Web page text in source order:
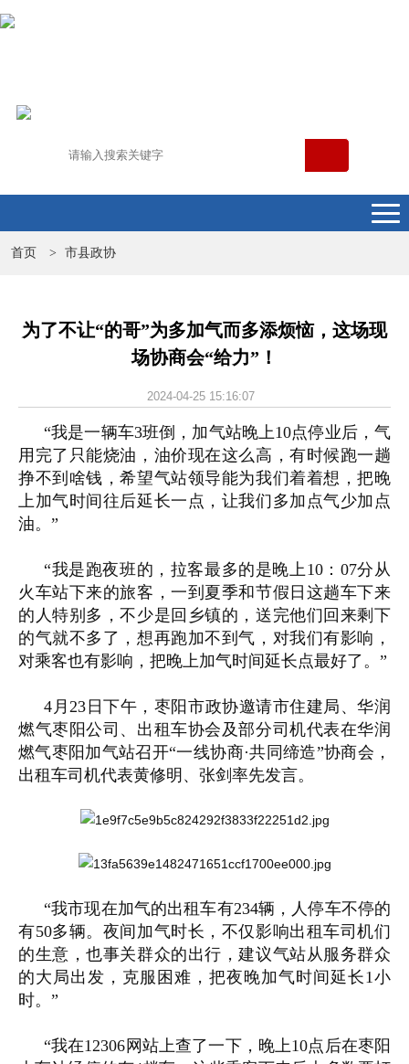
首页 > 市县政协
为了不让“的哥”为多加气而多添烦恼，这场现
场协商会“给力”！
2024-04-25 15:16:07
“我是一辆车3班倒，加气站晚上10点停业后，气
用完了只能烧油，油价现在这么高，有时候跑一趟
挣不到啥钱，希望气站领导能为我们着着想，把晚
上加气时间往后延长一点，让我们多加点气少加点
油。”
“我是跑夜班的，拉客最多的是晚上10：07分从
火车站下来的旅客，一到夏季和节假日这趟车下来
的人特别多，不少是回乡镇的，送完他们回来剩下
的气就不多了，想再跑加不到气，对我们有影响，
对乘客也有影响，把晚上加气时间延长点最好了。”
4月23日下午，枣阳市政协邀请市住建局、华润
燃气枣阳公司、出租车协会及部分司机代表在华润
燃气枣阳加气站召开“一线协商·共同缔造”协商会，
出租车司机代表黄修明、张剑率先发言。
“我市现在加气的出租车有234辆，人停车不停的
有50多辆。夜间加气时长，不仅影响出租车司机们
的生意，也事关群众的出行，建议气站从服务群众
的大局出发，克服困难，把夜晚加气时间延长1小
时。”
“我在12306网站上查了一下，晚上10点后在枣阳